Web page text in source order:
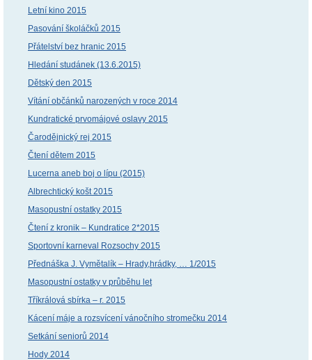
Letní kino 2015
Pasování školáčků 2015
Přátelství bez hranic 2015
Hledání studánek (13.6.2015)
Dětský den 2015
Vítání občánků narozených v roce 2014
Kundratické prvomájové oslavy 2015
Čarodějnický rej 2015
Čtení dětem 2015
Lucerna aneb boj o lípu (2015)
Albrechtický košt 2015
Masopustní ostatky 2015
Čtení z kronik – Kundratice 2*2015
Sportovní karneval Rozsochy 2015
Přednáška J. Vymětalík – Hrady,hrádky, … 1/2015
Masopustní ostatky v průběhu let
Tříkrálová sbírka – r. 2015
Kácení máje a rozsvícení vánočního stromečku 2014
Setkání seniorů 2014
Hody 2014